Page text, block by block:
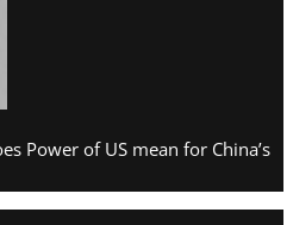
Power of US mean for China’s